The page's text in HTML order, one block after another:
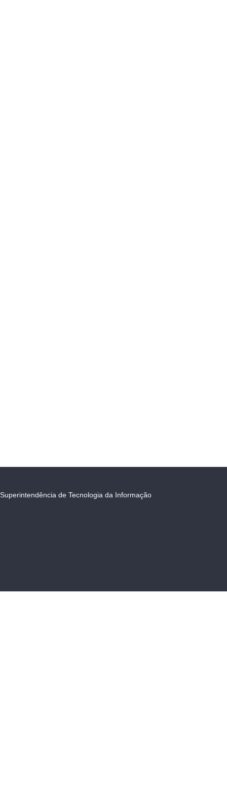
Superintendência de Tecnologia da Informação